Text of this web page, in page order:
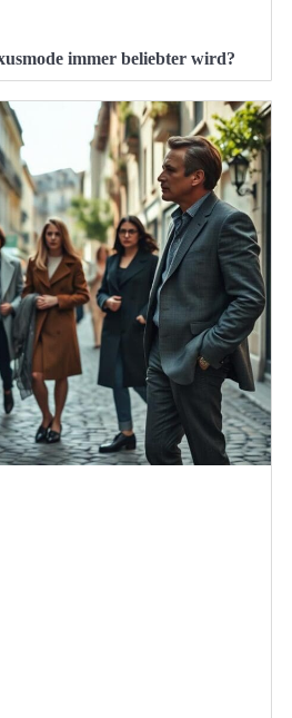
immer beliebter wird?